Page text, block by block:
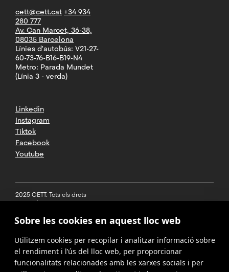
cett@cett.cat +34 934
280 777
Av. Can Marcet, 36-38,
08035 Barcelona
Línies d'autobús: V21-27-
60-73-76-B16-B19-N4
Metro: Parada Mundet
(Línia 3 - verda)
Linkedin
Instagram
Tiktok
Facebook
Youtube
2025 CETT. Tots els drets
reservats
Avís legal
Política de
privacitat
Cookies
Sobre les cookies en aquest lloc web
Utilitzem cookies per recopilar i analitzar informació sobre
el rendiment i l’ús del lloc web, per proporcionar
funcionalitats relacionades amb les xarxes socials i per